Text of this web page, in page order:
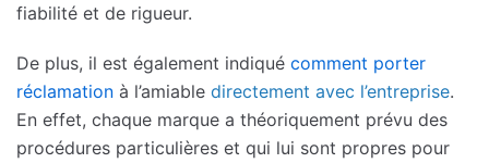
fiabilité et de rigueur.
De plus, il est également indiqué comment porter
réclamation à l’amiable directement avec l’entreprise.
En effet, chaque marque a théoriquement prévu des
procédures particulières et qui lui sont propres pour